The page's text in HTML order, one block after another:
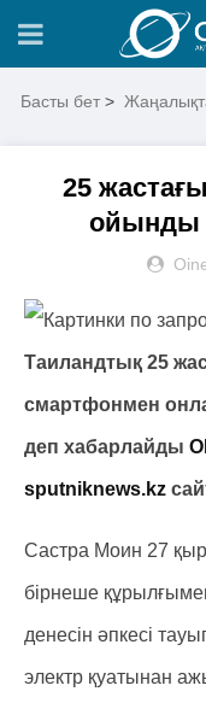
Басты бет >
25
ойынды
Таиландтық 25
смартфонмен
деп хабарлайды
sputniknews.kz
Састра Моин 27
бірнеше
денесін әпкесі
электр қуатынан